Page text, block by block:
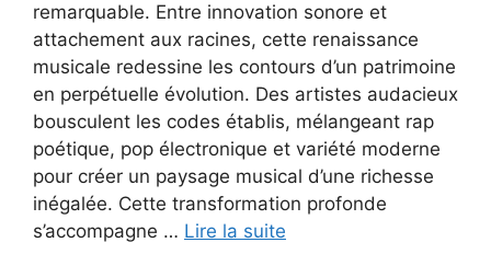
remarquable. Entre innovation sonore et
attachement aux racines, cette renaissance
musicale redessine les contours d’un patrimoine
en perpétuelle évolution. Des artistes audacieux
bousculent les codes établis, mélangeant rap
poétique, pop électronique et variété moderne
pour créer un paysage musical d’une richesse
inégalée. Cette transformation profonde
s’accompagne … Lire la suite